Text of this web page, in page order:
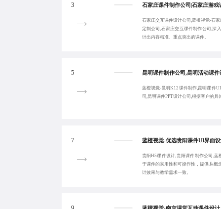
3
石家庄交互课件设计公司,蓝橙视觉-石
定制公司,石家庄交互课件制作公司,深
计出内容精准、重点突出的课件。
5
蓝橙视觉-昆明K12课件制作,昆明课件
司,昆明课件PPT设计公司,根据客户的具
7
贵阳H5课件设计,贵阳课件制作公司,蓝
于课件的实用性和可操作性，提供从概
计效果与教学需求一致。